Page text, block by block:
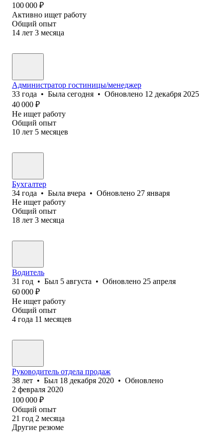
100 000 ₽
Активно ищет работу
Общий опыт
14 лет 3 месяца
Администратор гостиницы/менеджер
33 года • Была сегодня • Обновлено 12 декабря 2025
40 000 ₽
Не ищет работу
Общий опыт
10 лет 5 месяцев
Бухгалтер
34 года • Была вчера • Обновлено 27 января
Не ищет работу
Общий опыт
18 лет 3 месяца
Водитель
31 год • Был 5 августа • Обновлено 25 апреля
60 000 ₽
Не ищет работу
Общий опыт
4 года 11 месяцев
Руководитель отдела продаж
38 лет • Был 18 декабря 2020 • Обновлено
2 февраля 2020
100 000 ₽
Общий опыт
21 год 2 месяца
Другие резюме